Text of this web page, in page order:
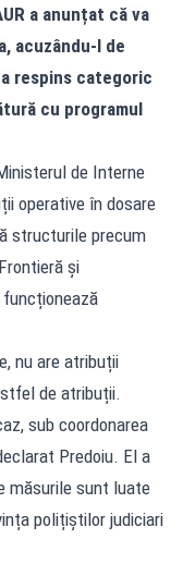
a anunțat că va
acuzându-l de
respins categoric
cu programul
de Interne
operative în dosare
structurile precum
și
nu are atribuții
de atribuții.
sub coordonarea
Predoiu. El a
măsurile sunt luate
polițiștilor judiciari